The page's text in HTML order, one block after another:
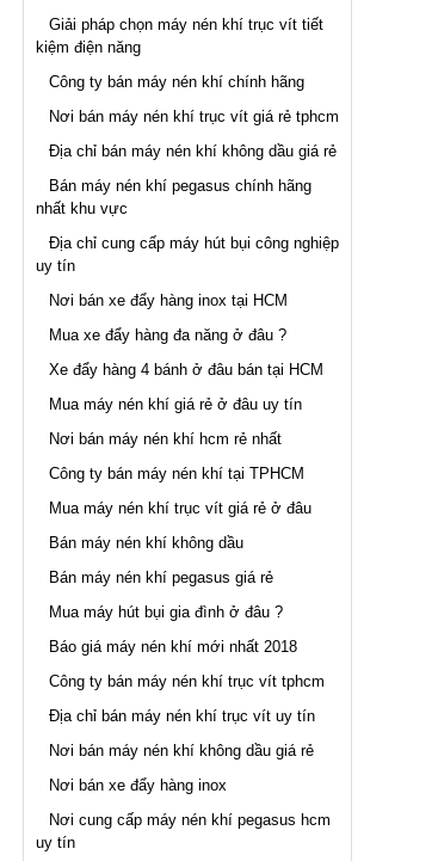
Giải pháp chọn máy nén khí trục vít tiết
kiệm điện năng
Công ty bán máy nén khí chính hãng
Nơi bán máy nén khí trục vít giá rẻ tphcm
Địa chỉ bán máy nén khí không dầu giá rẻ
Bán máy nén khí pegasus chính hãng
nhất khu vực
Địa chỉ cung cấp máy hút bụi công nghiệp
uy tín
Nơi bán xe đẩy hàng inox tại HCM
Mua xe đẩy hàng đa năng ở đâu ?
Xe đẩy hàng 4 bánh ở đâu bán tại HCM
Mua máy nén khí giá rẻ ở đâu uy tín
Nơi bán máy nén khí hcm rẻ nhất
Công ty bán máy nén khí tại TPHCM
Mua máy nén khí trục vít giá rẻ ở đâu
Bán máy nén khí không dầu
Bán máy nén khí pegasus giá rẻ
Mua máy hút bụi gia đình ở đâu ?
Báo giá máy nén khí mới nhất 2018
Công ty bán máy nén khí trục vít tphcm
Địa chỉ bán máy nén khí trục vít uy tín
Nơi bán máy nén khí không dầu giá rẻ
Nơi bán xe đẩy hàng inox
Nơi cung cấp máy nén khí pegasus hcm
uy tín